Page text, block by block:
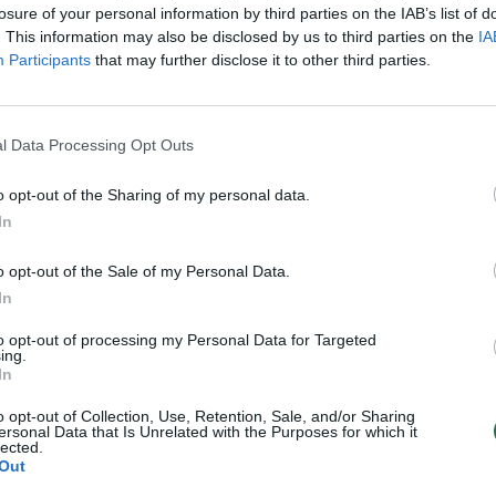
of your personal information by third parties on the IAB’s list of
This information may also be disclosed by us to third parties on the
Participants that may further disclose it to other third parties.
Data Processing Opt Outs
opt-out of the Sharing of my personal data.
opt-out of the Sale of my Personal Data.
opt-out of processing my Personal Data for Targeted
opt-out of Collection, Use, Retention, Sale, and/or Sharing
Data that Is Unrelated with the Purposes for which it
į
„Žinios“ 2026-08-08
ir
00:00:40
Dronai Vokietijoje kelia vis daugiau
Žinios | Pasaulis